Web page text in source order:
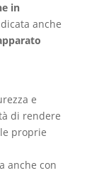
in
anche
e
di rendere
proprie
anche con